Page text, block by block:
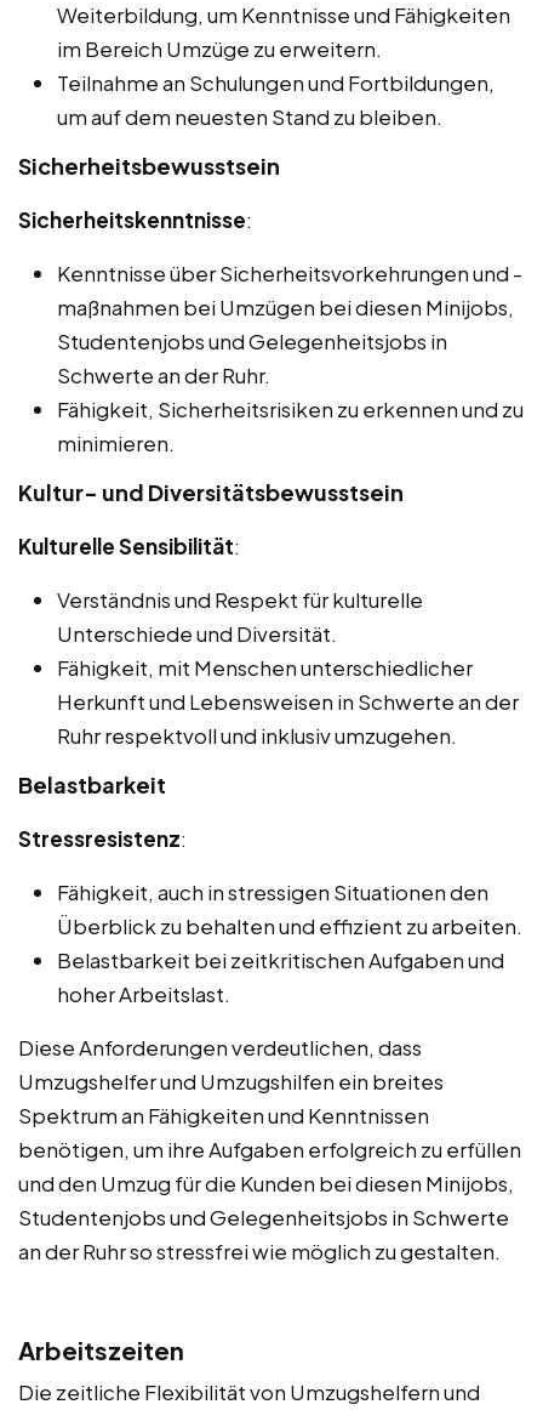
Weiterbildung, um Kenntnisse und Fähigkeiten
im Bereich Umzüge zu erweitern.
Teilnahme an Schulungen und Fortbildungen,
um auf dem neuesten Stand zu bleiben.
Sicherheitsbewusstsein
Sicherheitskenntnisse:
Kenntnisse über Sicherheitsvorkehrungen und -
maßnahmen bei Umzügen bei diesen Minijobs,
Studentenjobs und Gelegenheitsjobs in
Schwerte an der Ruhr.
Fähigkeit, Sicherheitsrisiken zu erkennen und zu
minimieren.
Kultur- und Diversitätsbewusstsein
Kulturelle Sensibilität:
Verständnis und Respekt für kulturelle
Unterschiede und Diversität.
Fähigkeit, mit Menschen unterschiedlicher
Herkunft und Lebensweisen in Schwerte an der
Ruhr respektvoll und inklusiv umzugehen.
Belastbarkeit
Stressresistenz:
Fähigkeit, auch in stressigen Situationen den
Überblick zu behalten und effizient zu arbeiten.
Belastbarkeit bei zeitkritischen Aufgaben und
hoher Arbeitslast.
Diese Anforderungen verdeutlichen, dass
Umzugshelfer und Umzugshilfen ein breites
Spektrum an Fähigkeiten und Kenntnissen
benötigen, um ihre Aufgaben erfolgreich zu erfüllen
und den Umzug für die Kunden bei diesen Minijobs,
Studentenjobs und Gelegenheitsjobs in Schwerte
an der Ruhr so stressfrei wie möglich zu gestalten.
Arbeitszeiten
Die zeitliche Flexibilität von Umzugshelfern und